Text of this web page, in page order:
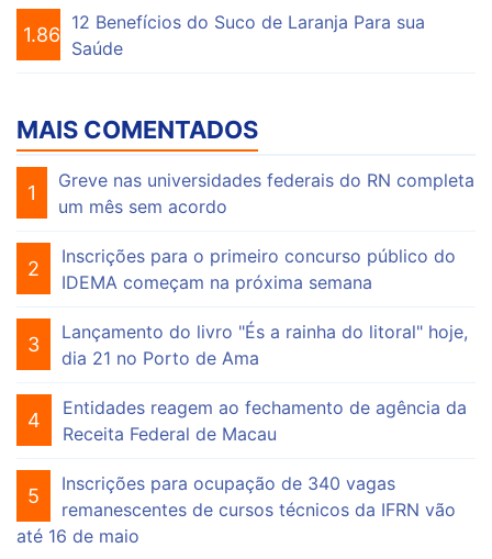
1.865
12 Benefícios do Suco de Laranja Para sua
Saúde
MAIS COMENTADOS
1
Greve nas universidades federais do RN completa
um mês sem acordo
2
Inscrições para o primeiro concurso público do
IDEMA começam na próxima semana
3
Lançamento do livro "És a rainha do litoral" hoje,
dia 21 no Porto de Ama
4
Entidades reagem ao fechamento de agência da
Receita Federal de Macau
5
Inscrições para ocupação de 340 vagas
remanescentes de cursos técnicos da IFRN vão
até 16 de maio